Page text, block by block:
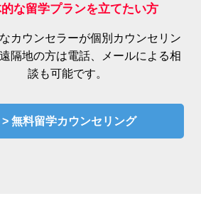
な留学プランを立てたい方
カウンセラーが個別カウンセリン
隔地の方は電話、メールによる相
談も可能です。
> 無料留学カウンセリング